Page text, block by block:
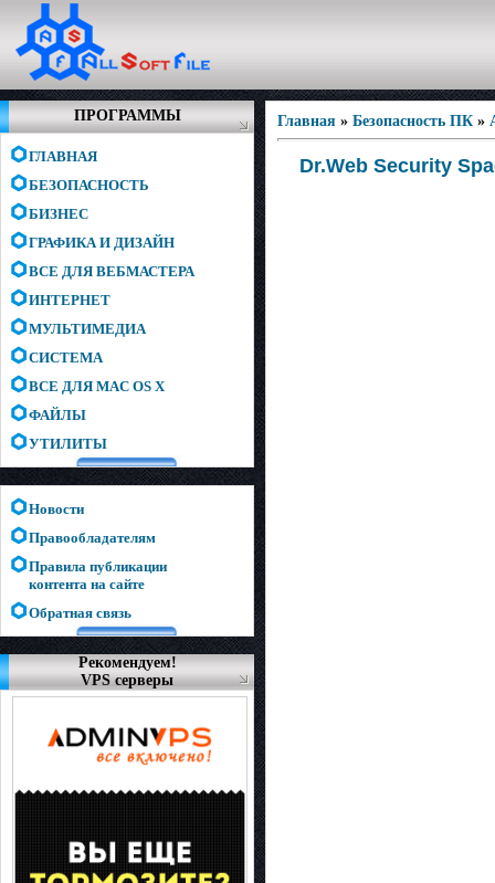
ПРОГРАММЫ
ГЛАВНАЯ
БЕЗОПАСНОСТЬ
БИЗНЕС
ГРАФИКА И ДИЗАЙН
ВСЕ ДЛЯ ВЕБМАСТЕРА
ИНТЕРНЕТ
МУЛЬТИМЕДИА
СИСТЕМА
ВСЕ ДЛЯ MAC OS X
ФАЙЛЫ
УТИЛИТЫ
Новости
Правообладателям
Правила публикации
контента на сайте
Обратная связь
Рекомендуем!
VPS серверы
Главная » Безопасность ПК »
Dr.Web Security